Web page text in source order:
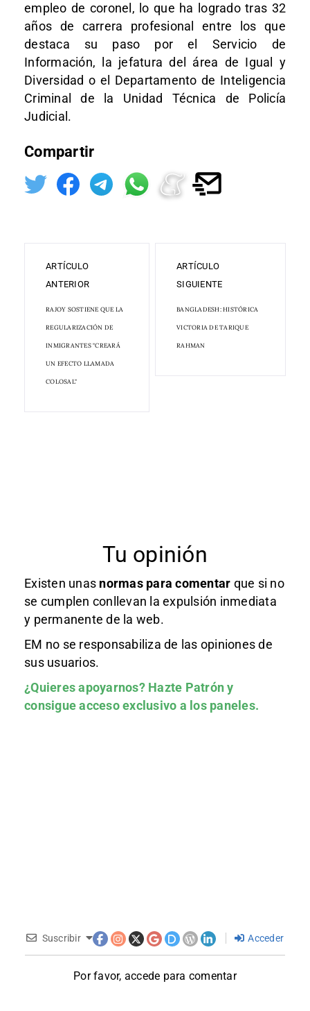
empleo de coronel, lo que ha logrado tras 32
años de carrera profesional entre los que
destaca su paso por el Servicio de
Información, la jefatura del área de Igual y
Diversidad o el Departamento de Inteligencia
Criminal de la Unidad Técnica de Policía
Judicial.
Compartir
ARTÍCULO
ANTERIOR
RAJOY SOSTIENE QUE LA
REGULARIZACIÓN DE
INMIGRANTES "CREARÁ
UN EFECTO LLAMADA
COLOSAL"
ARTÍCULO
SIGUIENTE
BANGLADESH: HISTÓRICA
VICTORIA DE TARIQUE
RAHMAN
Tu opinión
Existen unas normas para comentar que si no
se cumplen conllevan la expulsión inmediata
y permanente de la web.
EM no se responsabiliza de las opiniones de
sus usuarios.
¿Quieres apoyarnos? Hazte Patróny
consigue acceso exclusivo a los paneles.
Suscribir Acceder
Por favor, accede para comentar